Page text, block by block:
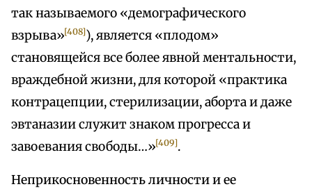
так называемого «демографического
взрыва»[408]), является «плодом»
становящейся все более явной ментальности,
враждебной жизни, для которой «практика
контрацепции, стерилизации, аборта и даже
эвтаназии служит знаком прогресса и
завоевания свободы…»[409].
Неприкосновенность личности и ее